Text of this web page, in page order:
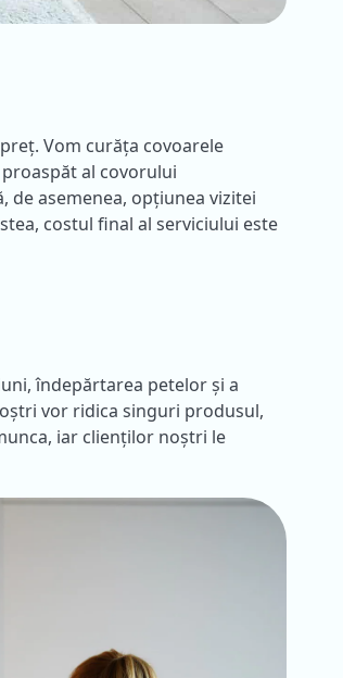
Vom curăța covoarele
al covorului
de asemenea, opțiunea vizitei
costul final al serviciului este
îndepărtarea petelor și a
vor ridica singuri produsul,
iar clienților noștri le